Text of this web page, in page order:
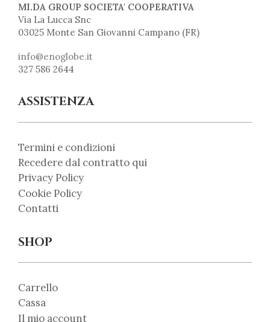
MI.DA GROUP SOCIETA' COOPERATIVA
Via La Lucca Snc
03025 Monte San Giovanni Campano (FR)
info@enoglobe.it
327 586 2644
ASSISTENZA
Termini e condizioni
Recedere dal contratto qui
Privacy Policy
Cookie Policy
Contatti
SHOP
Carrello
Cassa
Il mio account